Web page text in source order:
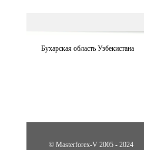
Бухарская область Узбекистана
© Masterforex-V 2005 - 2024